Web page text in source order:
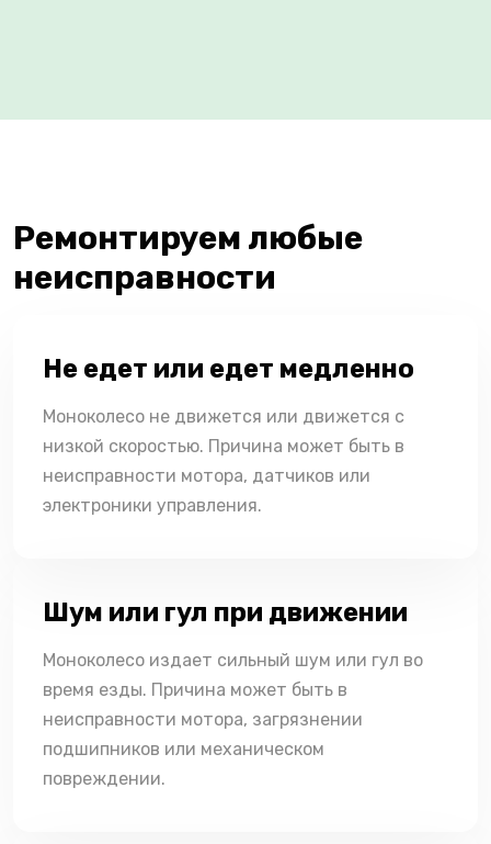
Ремонтируем любые
неисправности
Не едет или едет медленно
Моноколесо не движется или движется с
низкой скоростью. Причина может быть в
неисправности мотора, датчиков или
электроники управления.
Шум или гул при движении
Моноколесо издает сильный шум или гул во
время езды. Причина может быть в
неисправности мотора, загрязнении
подшипников или механическом
повреждении.